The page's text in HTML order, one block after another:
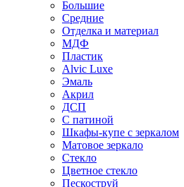
Большие
Средние
Отделка и материал
МДФ
Пластик
Alvic Luxe
Эмаль
Акрил
ДСП
С патиной
Шкафы-купе с зеркалом
Матовое зеркало
Стекло
Цветное стекло
Пескоструй